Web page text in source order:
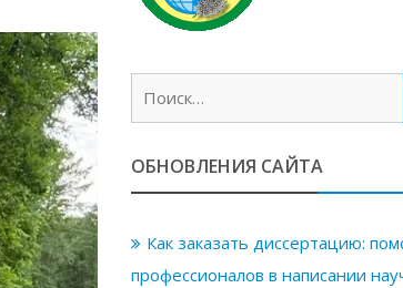
ОБНОВЛЕНИЯ САЙТА
Как заказать диссертацию:
профессионалов в написании